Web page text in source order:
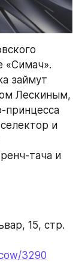
«Симач».
займут
Лескиным,
принцесса
и
тача и
15, стр.
3290